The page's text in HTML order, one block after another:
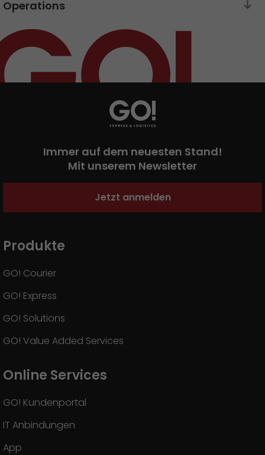
Pressematerial
GO! Pressekontakt
>
Operations
Immer auf dem neuesten Stand!
Mit unserem Newsletter
Jetzt anmelden
Produkte
GO! Courier
GO! Express
GO! Solutions
GO! Value Added Services
Online Services
GO! Kundenportal
IT Anbindungen
App